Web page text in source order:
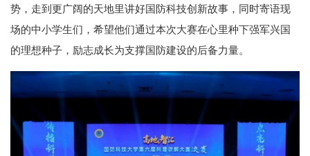
势，走到更广阔的天地里讲好国防科技创新故事，同时寄语现
场的中小学生们，希望他们通过本次大赛在心里种下强军兴国
的理想种子，励志成长为支撑国防建设的后备力量。